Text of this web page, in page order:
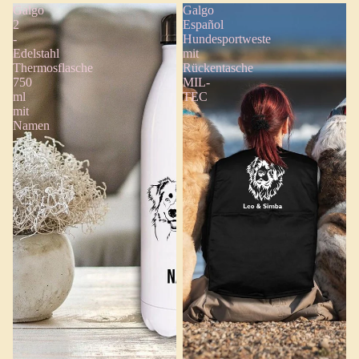
Galgo
2
-
Edelstahl
Thermosflasche
750
ml
mit
Namen
Galgo
Español
Hundesportweste
mit
Rückentasche
MIL-
TEC